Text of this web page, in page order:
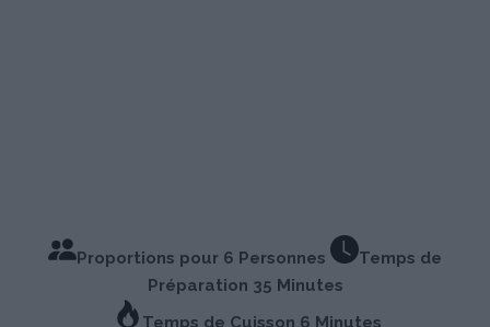
Proportions pour 6 Personnes
Temps de
Préparation 35 Minutes
Temps de Cuisson 6 Minutes